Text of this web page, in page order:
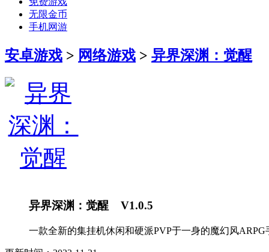
无限金币
手机网游
安卓游戏 > 网络游戏 > 异界深渊：觉醒
异界深渊：觉醒 V1.0.5
一款全新的集挂机休闲和硬派PVP于一身的魔幻风ARPG